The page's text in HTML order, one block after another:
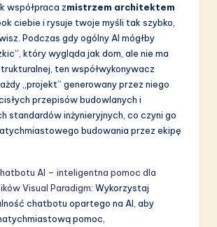
współpraca zmistrzem architektem
ciebie i rysuje twoje myśli tak szybko,
Podczas gdy ogólny AI mógłby
który wygląda jak dom, ale nie ma
ten współwykonywacz
„projekt” generowany przez niego
przepisów budowlanych i
standardów inżynieryjnych, co czyni go
budowania przez ekipę
AI – inteligentna pomoc dla
Visual Paradigm: Wykorzystaj
chatbotu opartego na AI, aby
pomoc,